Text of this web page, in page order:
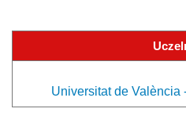
Universitat de València